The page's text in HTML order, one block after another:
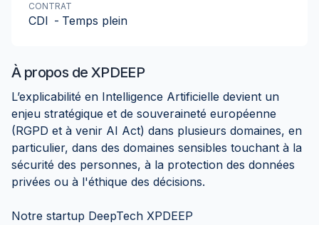
À propos de XPDEEP
L’explicabilité en Intelligence Artificielle devient un
enjeu stratégique et de souveraineté européenne
(RGPD et à venir AI Act) dans plusieurs domaines, en
particulier, dans des domaines sensibles touchant à la
sécurité des personnes, à la protection des données
privées ou à l'éthique des décisions.
Notre startup DeepTech XPDEEP
CONTRAT
CDI - Temps plein